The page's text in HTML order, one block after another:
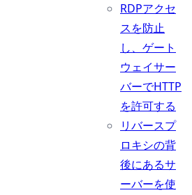
RDPアクセ
スを防止
し、ゲート
ウェイサー
バーでHTTP
を許可する
リバースプ
ロキシの背
後にあるサ
ーバーを使